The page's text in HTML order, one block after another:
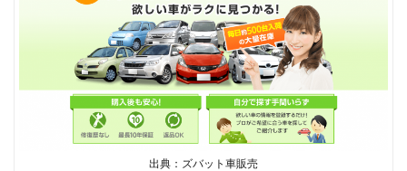
出典：ズバット車販売